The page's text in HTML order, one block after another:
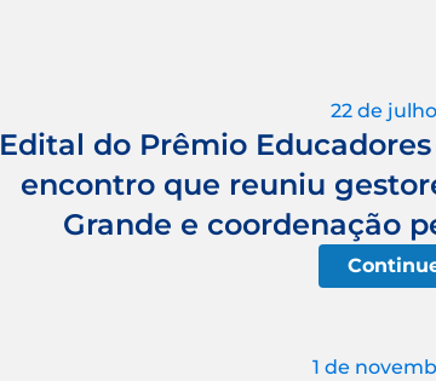
22 de
Edital do Prêmio
encontro que reuniu
Grande e coordenação
1 de